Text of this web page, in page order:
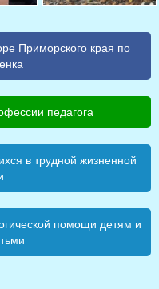
Приморского края по
педагога
в трудной жизненной
помощи детям и